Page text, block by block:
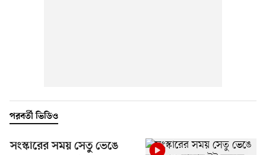
পরবর্তী ভিডিও
সংস্কারের সময় সেতু ভেঙে